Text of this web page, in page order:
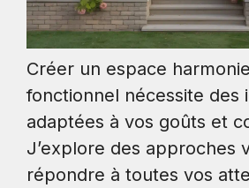
Créer un espace
fonctionnel nécessite des
adaptées à vos goûts et
J’explore des approches
répondre à toutes vos